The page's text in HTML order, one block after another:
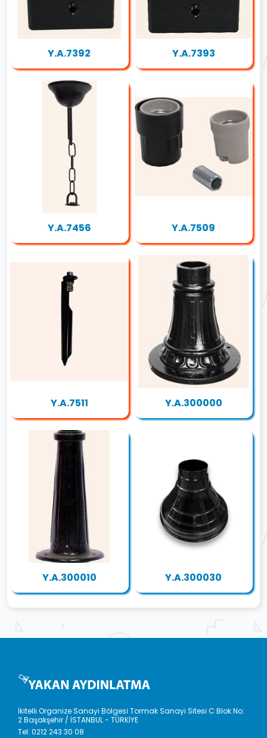
Y.A.7392 Y.A.7393
Y.A.7456 Y.A.7509
Y.A.7511 Y.A.300000
Y.A.300010 Y.A.300030
İkitelli Organize Sanayi Bölgesi Tormak Sanayi Sitesi C Blok No:
2 Başakşehir / İSTANBUL - TÜRKİYE
Tel:0212 243 30 08